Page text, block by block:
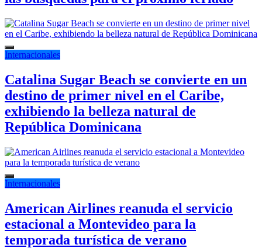
Internacionales
Catalina Sugar Beach se convierte en un
destino de primer nivel en el Caribe,
exhibiendo la belleza natural de
República Dominicana
Internacionales
American Airlines reanuda el servicio
estacional a Montevideo para la
temporada turística de verano